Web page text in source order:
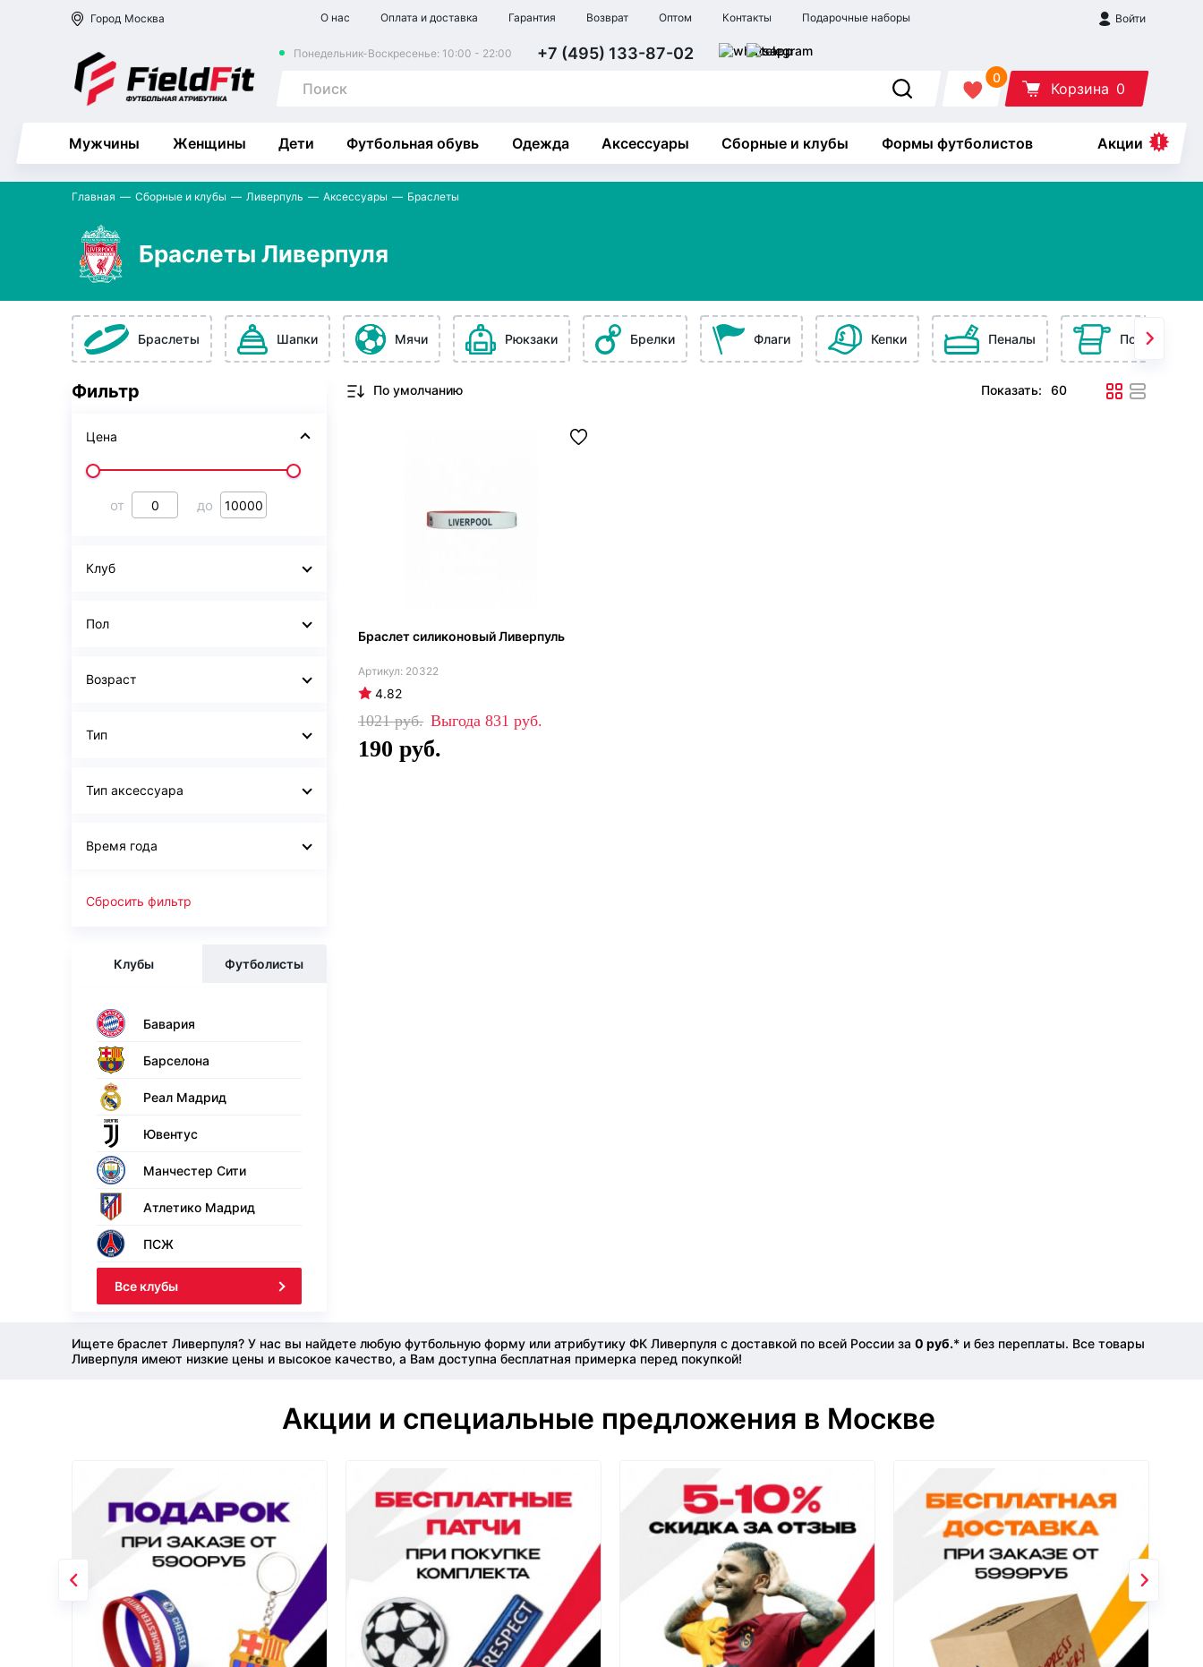
Город Москва О нас Оплата и доставка Гарантия Возврат Оптом Контакты Подарочные наборы Войти
Понедельник-Воскресенье: 10:00 - 22:00 +7 (495) 133-87-02
0
Корзина 0
Мужчины Женщины Дети Футбольная обувь Одежда Аксессуары Сборные и клубы Формы футболистов Акции
Главная Сборные и клубы Ливерпуль Аксессуары Браслеты
Браслеты Ливерпуля
Браслеты Шапки Мячи Рюкзаки Брелки Флаги Кепки Пеналы Полотенца
Фильтр
Цена
от до
Клуб
Пол
Возраст
Тип
Тип аксессуара
Время года
Сбросить фильтр
Клубы Футболисты
Бавария
Барселона
Реал Мадрид
Ювентус
Манчестер Сити
Атлетико Мадрид
ПСЖ
Все клубы
Показать:
Браслет силиконовый Ливерпуль
20322
4.82
1021 831
190
Ищете браслет Ливерпуля? У нас вы найдете любую футбольную форму или атрибутику ФК Ливерпуля с доставкой по всей России за 0 руб.* и без переплаты. Все товары
Ливерпуля имеют низкие цены и высокое качество, а Вам доступна бесплатная примерка перед покупкой!
Акции и специальные предложения в Москве